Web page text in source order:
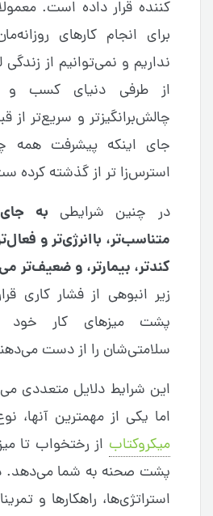
کننده قرار داده است.
برای انجام کارهای
نداریم و نمی‌توانیم از
از طرفی دنیای کسب و
چالش‌برانگیزتر و سریع‌تر
جای اینکه پیشرفت همه
استرس‌زا تر از گذشته کرده
در چنین شرایطی به
متناسب‌تر، باانرژی‌تر و
کندتر، بیمارتر، و ضعیف‌تر
زیر انبوهی از فشار کاری
پشت میزهای کار خود
سلامتی‌شان را از دست
این شرایط دلایل متعددی
اما یکی از مهمترین آنها،
میکروکتاب از رختخواب تا
پشت صحنه به شما می‌دهد.
استراتژی‌ها، راهکارها و